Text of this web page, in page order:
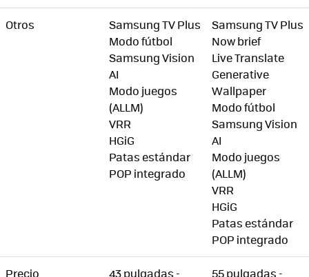
Otros
Samsung TV Plus
Modo fútbol
Samsung Vision
AI
Modo juegos
(ALLM)
VRR
HGiG
Patas estándar
POP integrado
Samsung TV Plus
Now brief
Live Translate
Generative
Wallpaper
Modo fútbol
Samsung Vision
AI
Modo juegos
(ALLM)
VRR
HGiG
Patas estándar
POP integrado
Precio
43 pulgadas -
55 pulgadas -